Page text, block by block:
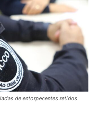
de entorpecentes retidos